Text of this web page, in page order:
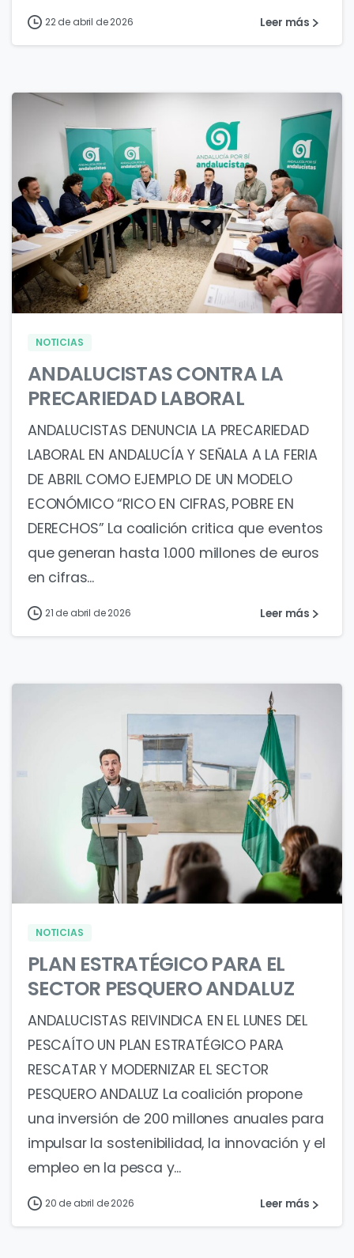
22 de abril de 2026 Leer más
0 0
NOTICIAS
ANDALUCISTAS CONTRA LA
PRECARIEDAD LABORAL
ANDALUCISTAS DENUNCIA LA PRECARIEDAD
LABORAL EN ANDALUCÍA Y SEÑALA A LA FERIA
DE ABRIL COMO EJEMPLO DE UN MODELO
ECONÓMICO “RICO EN CIFRAS, POBRE EN
DERECHOS” La coalición critica que eventos
que generan hasta 1.000 millones de euros
en cifras...
21 de abril de 2026 Leer más
0 1
NOTICIAS
PLAN ESTRATÉGICO PARA EL
SECTOR PESQUERO ANDALUZ
ANDALUCISTAS REIVINDICA EN EL LUNES DEL
PESCAÍTO UN PLAN ESTRATÉGICO PARA
RESCATAR Y MODERNIZAR EL SECTOR
PESQUERO ANDALUZ La coalición propone
una inversión de 200 millones anuales para
impulsar la sostenibilidad, la innovación y el
empleo en la pesca y...
20 de abril de 2026 Leer más